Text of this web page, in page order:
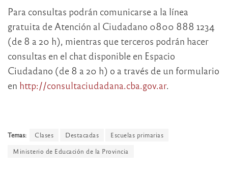
Para consultas podrán comunicarse a la línea
gratuita de Atención al Ciudadano 0800 888 1234
(de 8 a 20 h), mientras que terceros podrán hacer
consultas en el chat disponible en Espacio
Ciudadano (de 8 a 20 h) o a través de un formulario
en http://consultaciudadana.cba.gov.ar.
Temas: Clases Destacadas
Escuelas primarias
Ministerio de Educación de la Provincia